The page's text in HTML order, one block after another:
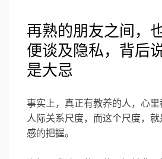
再熟的朋友之间，
便谈及隐私，背后
是大忌
事实上，真正有教养的人，心
人际关系尺度，而这个尺度，
感的把握。